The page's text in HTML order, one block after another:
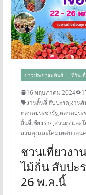
ข่าวประชาสัมพันธ์ ที่กิน-ดื่
16 พฤษภาคม 2024
งานลิ้นจี่ สับปะรด,งานสั
ตลาดประชารัฐ,ตลาดประ
ลิ้นจี่เชียงราย,สวนตุงและ
สวนตุงและโคมเทศบาลนค
ชวนเที่ยวงา
ไม้ถิ่น สับปะ
26 พ.ค.นี้